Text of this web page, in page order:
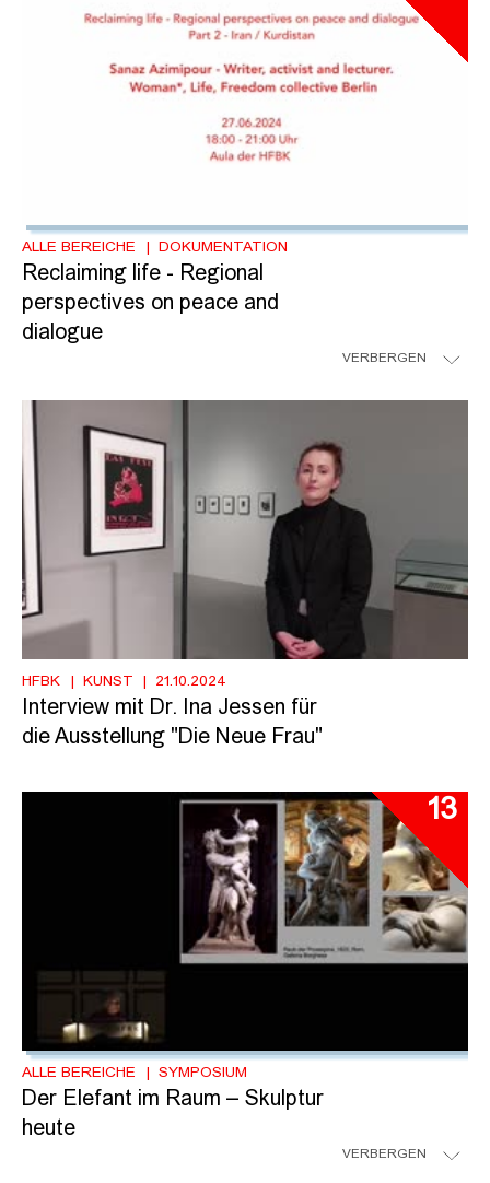
ALLE BEREICHE DOKUMENTATION
Reclaiming life - Regional
perspectives on peace and
dialogue
VERBERGEN
HFBK KUNST 21.10.2024
Interview mit Dr. Ina Jessen für
die Ausstellung "Die Neue Frau"
13
ALLE BEREICHE SYMPOSIUM
Der Elefant im Raum – Skulptur
heute
VERBERGEN